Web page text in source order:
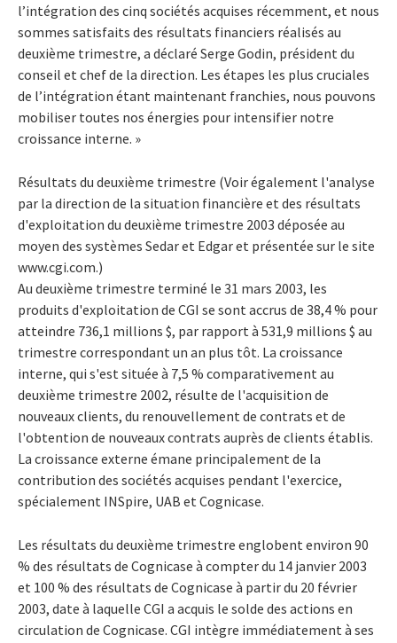
l’intégration des cinq sociétés acquises récemment, et nous
sommes satisfaits des résultats financiers réalisés au
deuxième trimestre, a déclaré Serge Godin, président du
conseil et chef de la direction. Les étapes les plus cruciales
de l’intégration étant maintenant franchies, nous pouvons
mobiliser toutes nos énergies pour intensifier notre
croissance interne. »
Résultats du deuxième trimestre (Voir également l'analyse
par la direction de la situation financière et des résultats
d'exploitation du deuxième trimestre 2003 déposée au
moyen des systèmes Sedar et Edgar et présentée sur le site
www.cgi.com.)
Au deuxième trimestre terminé le 31 mars 2003, les
produits d'exploitation de CGI se sont accrus de 38,4 % pour
atteindre 736,1 millions $, par rapport à 531,9 millions $ au
trimestre correspondant un an plus tôt. La croissance
interne, qui s'est située à 7,5 % comparativement au
deuxième trimestre 2002, résulte de l'acquisition de
nouveaux clients, du renouvellement de contrats et de
l'obtention de nouveaux contrats auprès de clients établis.
La croissance externe émane principalement de la
contribution des sociétés acquises pendant l'exercice,
spécialement INSpire, UAB et Cognicase.
Les résultats du deuxième trimestre englobent environ 90
% des résultats de Cognicase à compter du 14 janvier 2003
et 100 % des résultats de Cognicase à partir du 20 février
2003, date à laquelle CGI a acquis le solde des actions en
circulation de Cognicase. CGI intègre immédiatement à ses